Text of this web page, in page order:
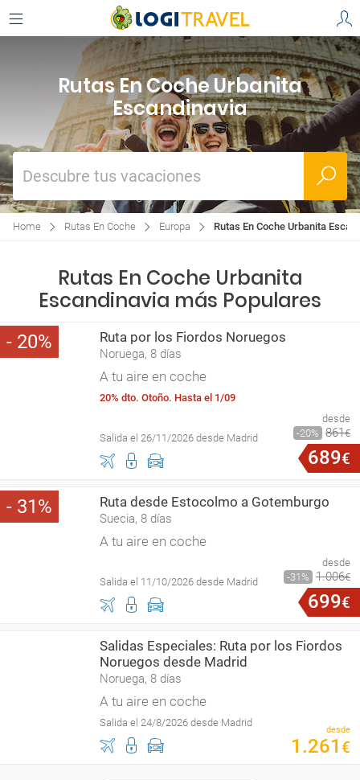
Rutas En Coche Urbanita
Escandinavia
Descubre tus vacaciones
Home Rutas En Coche Europa Rutas En Coche Urbanita
Rutas En Coche Urbanita
Escandinavia más Populares
20 Ruta por los Fiordos Noruegos
Noruega, 8 días
A tu aire en coche
20% dto. Otoño. Hasta el 1/09
Salida el 26/11/2026 desde Madrid
desde
20
861€
689€
31 Ruta desde Estocolmo a Gotemburgo
Suecia, 8 días
A tu aire en coche
Salida el 11/10/2026 desde Madrid
desde
31
1.006€
699€
Salidas Especiales: Ruta por los Fiordos
Noruegos desde Madrid
Noruega, 8 días
A tu aire en coche
Salida el 24/8/2026 desde Madrid
desde
1 .261 €